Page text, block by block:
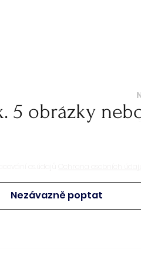
5 obrázky
Nezávazně poptat